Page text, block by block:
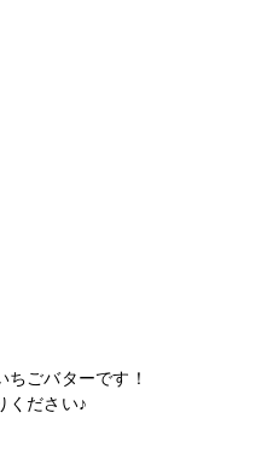
ごバターです！
ください♪